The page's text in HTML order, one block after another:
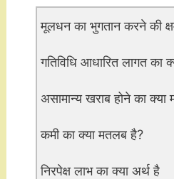
मूलधन का भुगतान करने की
गतिविधि आधारित लागत का
असामान्य खराब होने का
कमी का क्या मतलब है?
निरपेक्ष लाभ का क्या अर्थ है